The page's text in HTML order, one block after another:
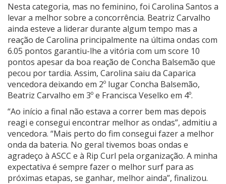
Nesta categoria, mas no feminino, foi Carolina Santos a
levar a melhor sobre a concorrência. Beatriz Carvalho
ainda esteve a liderar durante algum tempo mas a
reação de Carolina principalmente na última ondas com
6.05 pontos garantiu-lhe a vitória com um score 10
pontos apesar da boa reação de Concha Balsemão que
pecou por tardia. Assim, Carolina saiu da Caparica
vencedora deixando em 2º lugar Concha Balsemão,
Beatriz Carvalho em 3º e Francisca Veselko em 4º.
“Ao início a final não estava a correr bem mas depois
reagi e consegui encontrar melhor as ondas”, admitiu a
vencedora. “Mais perto do fim consegui fazer a melhor
onda da bateria. No geral tivemos boas ondas e
agradeço à ASCC e à Rip Curl pela organização. A minha
expectativa é sempre fazer o melhor surf para as
próximas etapas, se ganhar, melhor ainda”, finalizou.